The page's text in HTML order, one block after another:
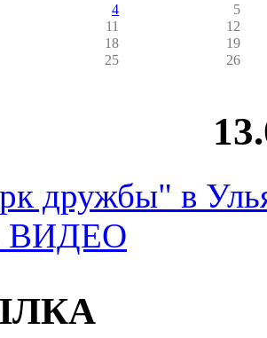
4
5
11
12
18
19
25
26
дружбы" в
ВИДЕО